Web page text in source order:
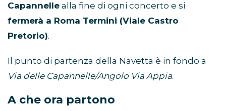
Capannelle alla fine di ogni concerto e si
fermerà a Roma Termini (Viale Castro
Pretorio).
Il punto di partenza della Navetta è in fondo a
Via delle Capannelle/Angolo Via Appia.
A che ora partono